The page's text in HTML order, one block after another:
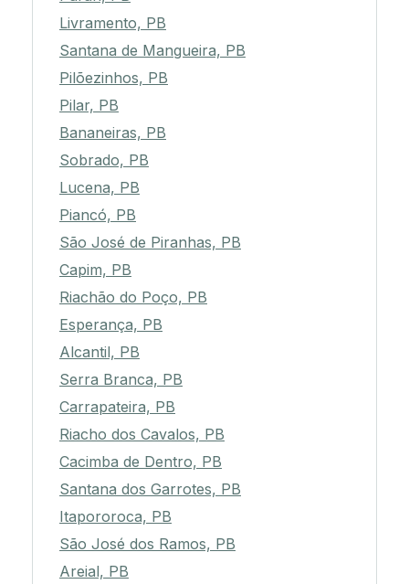
Livramento, PB
Santana de Mangueira, PB
Pilõezinhos, PB
Pilar, PB
Bananeiras, PB
Sobrado, PB
Lucena, PB
Piancó, PB
São José de Piranhas, PB
Capim, PB
Riachão do Poço, PB
Esperança, PB
Alcantil, PB
Serra Branca, PB
Carrapateira, PB
Riacho dos Cavalos, PB
Cacimba de Dentro, PB
Santana dos Garrotes, PB
Itapororoca, PB
São José dos Ramos, PB
Areial, PB